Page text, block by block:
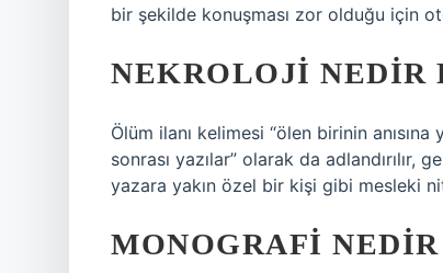
bir şekilde konuşması zor olduğu için
NEKROLOJI NEDIR
Ölüm ilanı kelimesi “ölen birinin anısına
sonrası yazılar” olarak da adlandırılır,
yazara yakın özel bir kişi gibi mesleki
MONOGRAFI